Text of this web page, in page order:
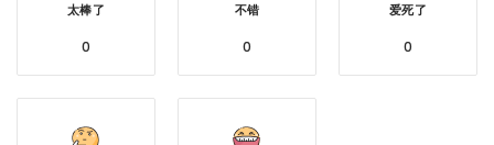
太棒了
0
不错
0
爱死了
0